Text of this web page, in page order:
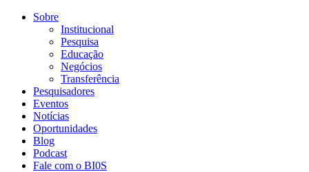
Conteúdo principal
Sobre
Institucional
Pesquisa
Educação
Negócios
Transferência
Pesquisadores
Eventos
Notícias
Oportunidades
Blog
Podcast
Fale com o BI0S